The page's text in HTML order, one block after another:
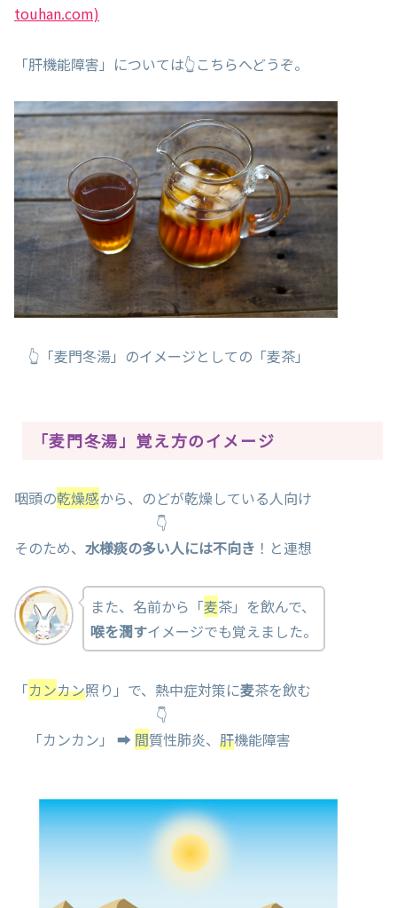
touhan.com)
「肝機能障害」については👆こちらへどうぞ。
👆「麦門冬湯」のイメージとしての「麦茶」
「麦門冬湯」覚え方のイメージ
咽頭の乾燥感から、のどが乾燥している人向け
👇
そのため、 水様痰の多い人には不向き ！と連想
また、名前から「麦茶」を飲んで、
喉を潤すイメージでも覚えました。
「カンカン照り」で、熱中症対策に麦茶を飲む
👇
「カンカン」 ➡ 間質性肺炎、 肝機能障害